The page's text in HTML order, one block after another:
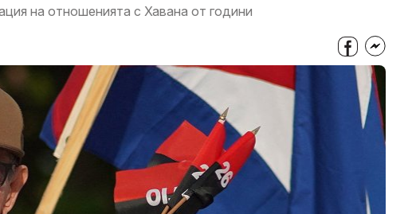
на отношенията с Хавана от години